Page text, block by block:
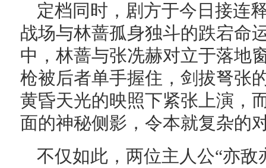
定档同时，剧方于今日接连
战场与林蔷孤身独斗的跌宕命
中，林蔷与张冼赫对立于落地
枪被后者单手握住，剑拔弩张
黄昏天光的映照下紧张上演，
面的神秘侧影，令本就复杂的
不仅如此，两位主人公“亦